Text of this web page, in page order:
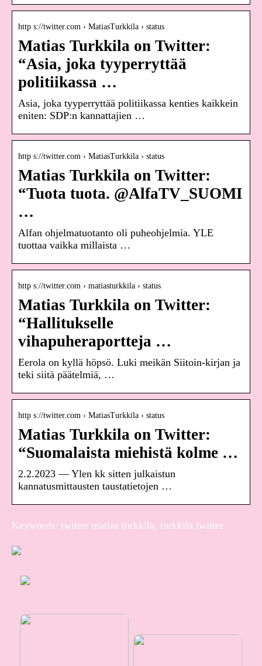
http s://twitter.com › MatiasTurkkila › status
Matias Turkkila on Twitter:
“Asia, joka tyyperryttää
politiikassa …
Asia, joka tyyperryttää politiikassa kenties kaikkein
eniten: SDP:n kannattajien …
http s://twitter.com › MatiasTurkkila › status
Matias Turkkila on Twitter:
“Tuota tuota. @AlfaTV_SUOMI
…
Alfan ohjelmatuotanto oli puheohjelmia. YLE
tuottaa vaikka millaista …
http s://twitter.com › matiasturkkila › status
Matias Turkkila on Twitter:
“Hallitukselle
vihapuheraportteja …
Eerola on kyllä höpsö. Luki meikän Siitoin-kirjan ja
teki siitä päätelmiä, …
http s://twitter.com › MatiasTurkkila › status
Matias Turkkila on Twitter:
“Suomalaista miehistä kolme …
2.2.2023 — Ylen kk sitten julkaistun
kannatusmittausten taustatietojen …
Keywords: twitter matias turkkila, turkkila twitter